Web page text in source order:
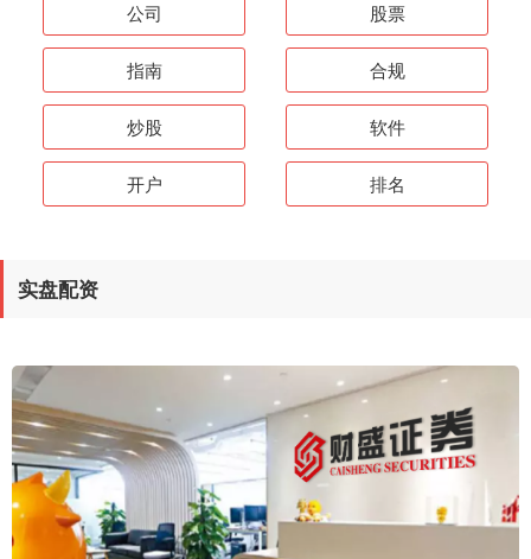
公司 股票
指南 合规
炒股 软件
开户 排名
实盘配资